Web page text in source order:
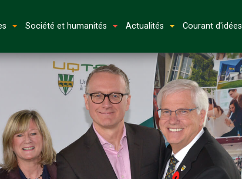
Société et humanités Actualités Courant d'idées